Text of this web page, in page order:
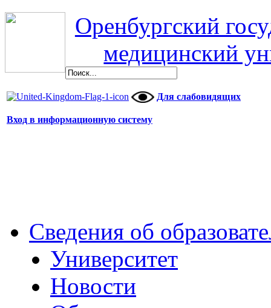
Оренбургский
медицинский
Для слабовидящих
Вход в информационную систему
Сведения об
Университет
Новости